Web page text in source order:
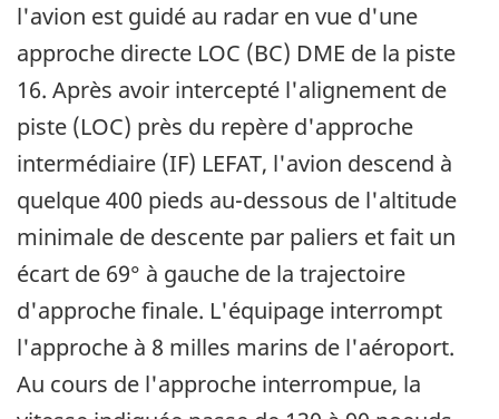
l'avion est guidé au radar en vue d'une
approche directe LOC (BC) DME de la piste
16. Après avoir intercepté l'alignement de
piste (LOC) près du repère d'approche
intermédiaire (IF) LEFAT, l'avion descend à
quelque 400 pieds au-dessous de l'altitude
minimale de descente par paliers et fait un
écart de 69° à gauche de la trajectoire
d'approche finale. L'équipage interrompt
l'approche à 8 milles marins de l'aéroport.
Au cours de l'approche interrompue, la